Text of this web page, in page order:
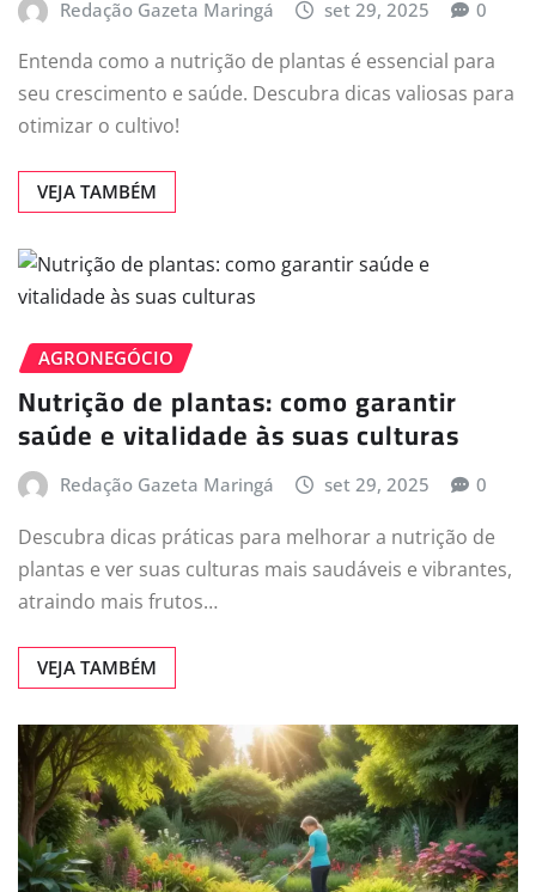
Redação Gazeta Maringá set 29, 2025 0
Entenda como a nutrição de plantas é essencial para
seu crescimento e saúde. Descubra dicas valiosas para
otimizar o cultivo!
VEJA TAMBÉM
AGRONEGÓCIO
Nutrição de plantas: como garantir
saúde e vitalidade às suas culturas
Redação Gazeta Maringá set 29, 2025 0
Descubra dicas práticas para melhorar a nutrição de
plantas e ver suas culturas mais saudáveis e vibrantes,
atraindo mais frutos…
VEJA TAMBÉM